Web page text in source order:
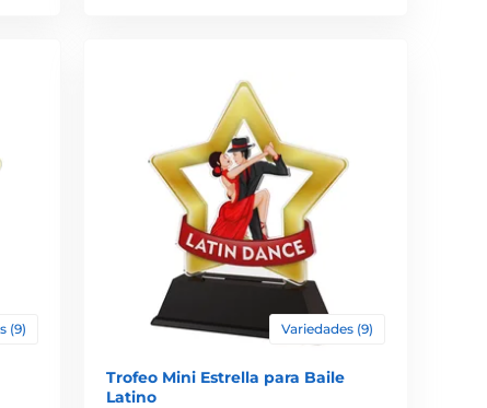
(9) Variedades (9)
Trofeo Mini Estrella para Baile
Latino